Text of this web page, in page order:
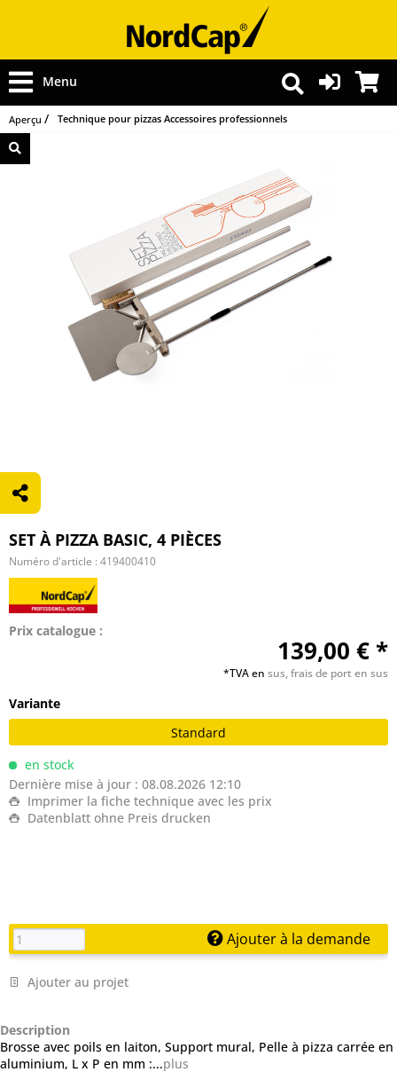
Menu
Aperçu Technique pour pizzas Accessoires professionnels
SET À PIZZA BASIC, 4 PIÈCES
Numéro d'article : 419400410
Prix catalogue :
139,00 € *
*TVA en sus, frais de port en sus
Variante
Standard
en stock
Dernière mise à jour : 08.08.2026 12:10
Imprimer la fiche technique avec les prix
Datenblatt ohne Preis drucken
Ajouter à la demande
Ajouter au projet
Description
Brosse avec poils en laiton, Support mural, Pelle à pizza carrée en
aluminium, L x P en mm :...plus